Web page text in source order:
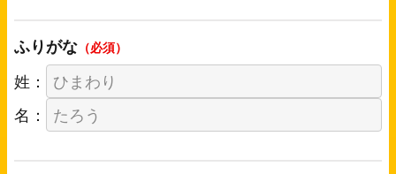
ふりがな （必須）
姓：
名：